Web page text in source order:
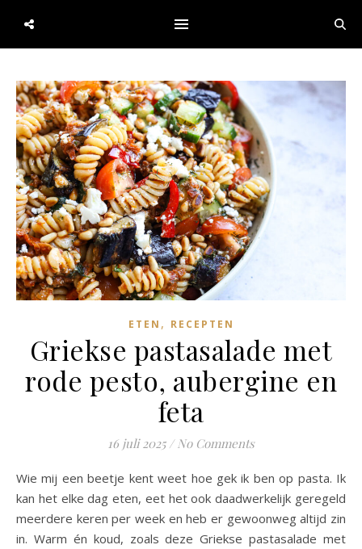
ETEN , RECEPTEN
Griekse pastasalade met
rode pesto, aubergine en
feta
16 juli 2025 / No Comments
Wie mij een beetje kent weet hoe gek ik ben op pasta. Ik
kan het elke dag eten, eet het ook daadwerkelijk geregeld
meerdere keren per week en heb er gewoonweg altijd zin
in. Warm én koud, zoals deze Griekse pastasalade met